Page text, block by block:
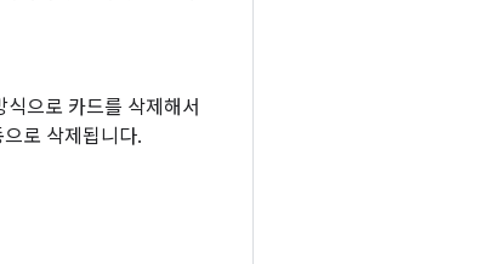
으로 카드를 삭제해서
로 삭제됩니다.